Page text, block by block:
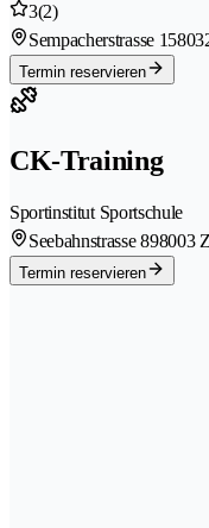
3(2)
Sempacherstrasse 15
Termin reservieren
CK-Training
Sportinstitut Sportschule
Seebahnstrasse 898003
Termin reservieren